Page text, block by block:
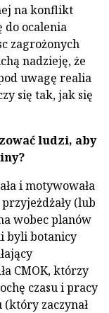
na konflikt
do ocalenia
zagrożonych
nadzieję, że
uwagę realia
się tak, jak się
ludzi, aby
i motywowała
(lub
wobec planów
byli botanicy
CMOK, którzy
czasu i pracy
(który zaczynał